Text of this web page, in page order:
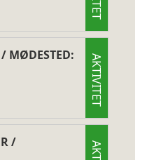
MØDESTED: AKTIVITET
/